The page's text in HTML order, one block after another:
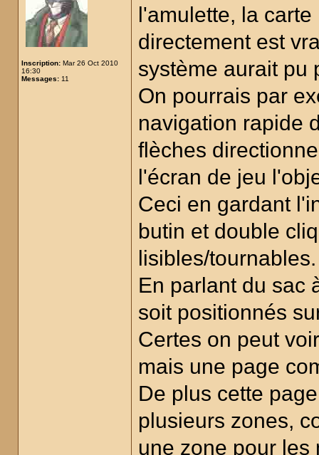
Inscription: Mar 26 Oct 2010
16:30
Messages: 11
l'amulette, la
directement est
système aurait pu
On pourrais par
navigation rapide
flèches
l'écran de jeu
Ceci en gardant
butin et double
lisibles/tournables.
En parlant du sac
soit positionnés
Certes on peut
mais une page
De plus cette
plusieurs zones,
une zone pour les